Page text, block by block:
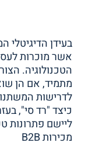
בעידן הדיגיטלי
אשר מוכרות
הטכנולוגיה.
מתמיד, אם הן
לדרישות
ליישם פתרונות
מכירות B2B